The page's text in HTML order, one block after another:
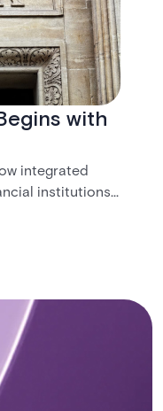
with
integrated
institutions